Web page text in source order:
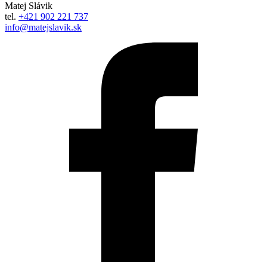
Matej Slávik
tel. +421 902 221 737
info@matejslavik.sk